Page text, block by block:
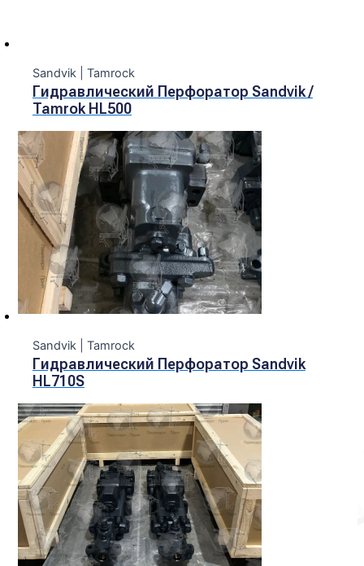
Sandvik | Tamrock
Гидравлический Перфоратор Sandvik /
Tamrok HL500
Sandvik | Tamrock
Гидравлический Перфоратор Sandvik
HL710S